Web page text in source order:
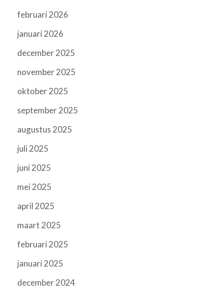
februari 2026
januari 2026
december 2025
november 2025
oktober 2025
september 2025
augustus 2025
juli 2025
juni 2025
mei 2025
april 2025
maart 2025
februari 2025
januari 2025
december 2024